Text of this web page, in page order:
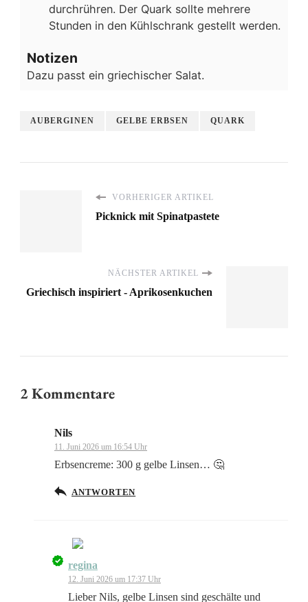
durchrühren. Der Quark sollte mehrere
Stunden in den Kühlschrank gestellt werden.
Notizen
Dazu passt ein griechischer Salat.
AUBERGINEN GELBE ERBSEN QUARK
VORHERIGER ARTIKEL
Picknick mit Spinatpastete
NÄCHSTER ARTIKEL
Griechisch inspiriert - Aprikosenkuchen
2 Kommentare
Nils
11. Juni 2026 um 16:54 Uhr
Erbsencreme: 300 g gelbe Linsen… 🤔
ANTWORTEN
Das „Echte-Person“-Abzeichen!
regina
12. Juni 2026 um 17:37 Uhr
Lieber Nils, gelbe Linsen sind geschälte und